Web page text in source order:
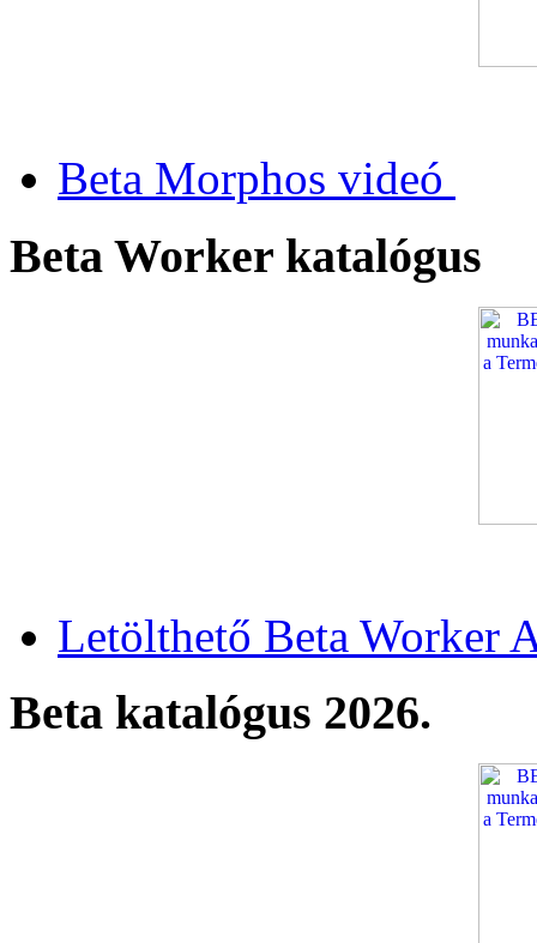
Beta Morphos videó
Beta Worker katalógus
Letölthető Beta Worker
Beta katalógus 2026.